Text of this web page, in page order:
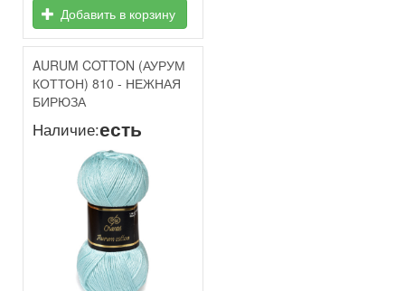
Добавить в корзину
AURUM COTTON (АУРУМ
КОТТОН) 810 - НЕЖНАЯ
БИРЮЗА
Наличие:есть